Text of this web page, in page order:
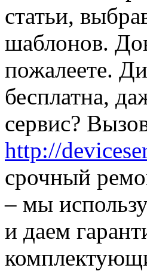
статьи,
шаблонов.
пожалеете.
бесплатна,
сервис?
http://
срочный
– мы
и даем